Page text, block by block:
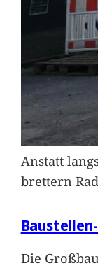
Anstatt
brettern
Die